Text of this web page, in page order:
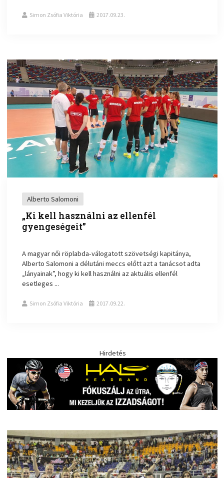
Simon Zsófia Viktória 2017.09.23.
Alberto Salomoni
„Ki kell használni az ellenfél
gyengeségeit”
A magyar női röplabda-válogatott szövetségi kapitánya,
Alberto Salomoni a délutáni meccs előtt azt a tanácsot adta
„lányainak”, hogy ki kell használni az aktuális ellenfél
esetleges ...
Simon Zsófia Viktória 2017.09.22.
Hirdetés